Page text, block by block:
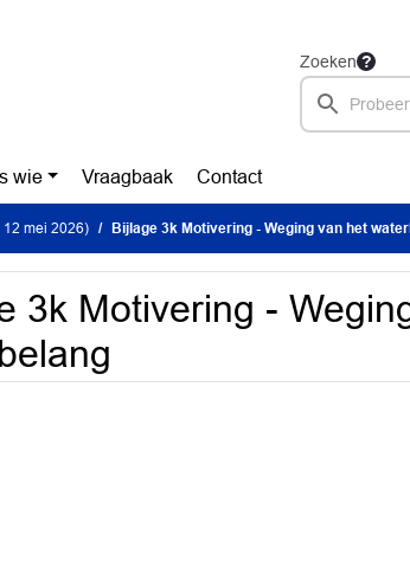
Zoeken
wie Vraagbaak Contact
12 mei 2026) Bijlage 3k Motivering - Weging van het
3k Motivering -